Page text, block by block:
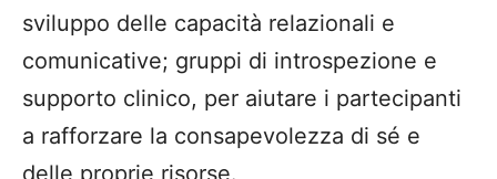
sviluppo delle capacità relazionali e
comunicative; gruppi di introspezione e
supporto clinico, per aiutare i partecipanti
a rafforzare la consapevolezza di sé e
delle proprie risorse.